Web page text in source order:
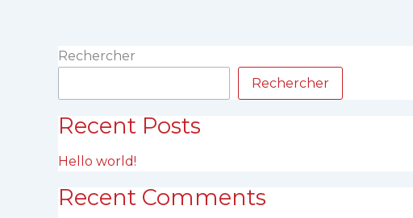
Rechercher
Rechercher
Recent Posts
Hello world!
Recent Comments